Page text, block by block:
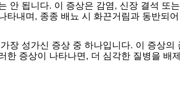
안 됩니다. 이 증상은 감염, 신장 결석 또
타내며, 종종 배뇨 시 화끈거림과 동반되
장 성가신 증상 중 하나입니다. 이 증상
한 증상이 나타나면, 더 심각한 질병을